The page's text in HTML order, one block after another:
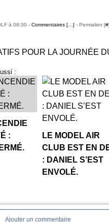
à 06:30 - Commentaires [ ] - Permalien [#]
:
:
LE MODEL AIR
CLUB EST EN
: DANIEL S’EST
ENVOLÉ.
Ajouter un commentaire